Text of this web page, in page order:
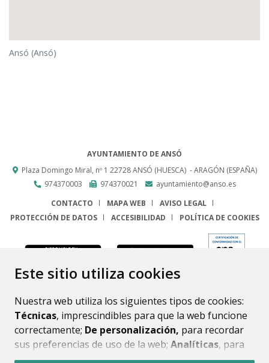
Este sitio utiliza cookies
Nuestra web utiliza los siguientes tipos de cookies:
Técnicas, imprescindibles para que la web funcione
correctamente; De personalización, para recordar
sus preferencias de uso de la web; Analíticas, para
mejorar el funcionamiento de la web y sus servicios.
Ansó (Ansó)
AYUNTAMIENTO DE ANSÓ
Plaza Domingo Miral, nº 1 22728 ANSÓ (HUESCA) - ARAGÓN (ESPAÑA)
974370003
974370021
ayuntamiento@anso.es
CONTACTO
MAPA WEB
AVISO LEGAL
PROTECCIÓN DE DATOS
ACCESIBILIDAD POLÍTICA DE COOKIES